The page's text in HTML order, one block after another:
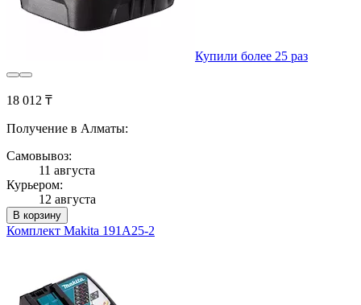
Купили более 25 раз
18 012 ₸
Получение в Алматы:
Самовывоз:
11 августа
Курьером:
12 августа
В корзину
Комплект Makita 191A25-2